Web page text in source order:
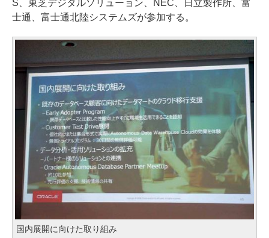
S、東芝デジタルソリューョン、NEC、日立製作所、富
士通、富士通北陸システムズが参加する。
国内展開に向けた取り組み